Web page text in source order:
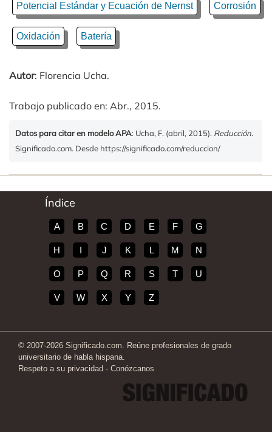
Potencial Estándar y Ecuación de Nernst Corrosión
Oxidación Batería
Autor: Florencia Ucha.
Trabajo publicado en: Abr., 2015.
Datos para citar en modelo APA: Ucha, F. (abril, 2015). Reducción.
Significado.com. Desde https://significado.com/reduccion/
Índice
A B C D E F G
H I J K L M N
O P Q R S T U
V W X Y Z
© 2007-2026 Significado.com. Reúne profesionales de grado
universitario de habla hispana.
Respeto a su privacidad - Conózcanos